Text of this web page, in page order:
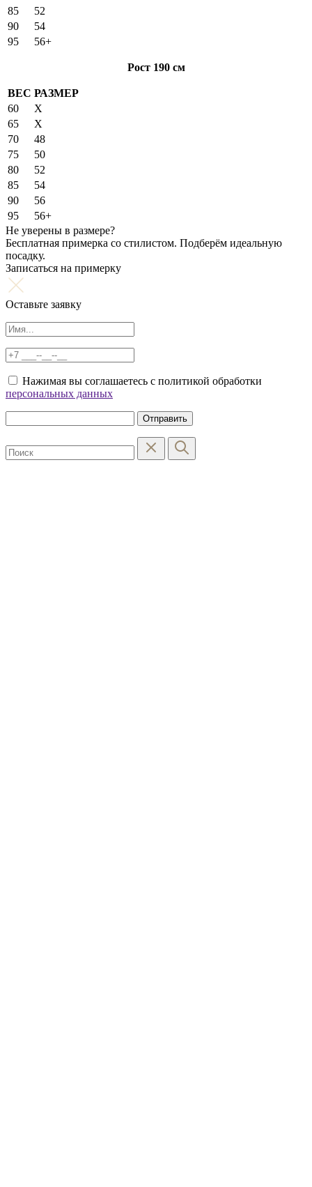
85
52
90
54
95
56+
Рост 190 см
ВЕС РАЗМЕР
60
X
65
X
70
48
75
50
80
52
85
54
90
56
95
56+
Не уверены в размере?
Бесплатная примерка со стилистом. Подберём идеальную
посадку.
Записаться на примерку
Оставьте заявку
Нажимая вы соглашаетесь с политикой обработки
персональных данных